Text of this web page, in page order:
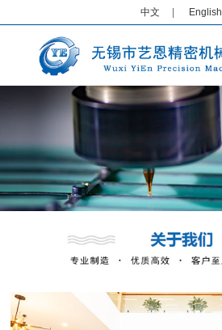
中文 English